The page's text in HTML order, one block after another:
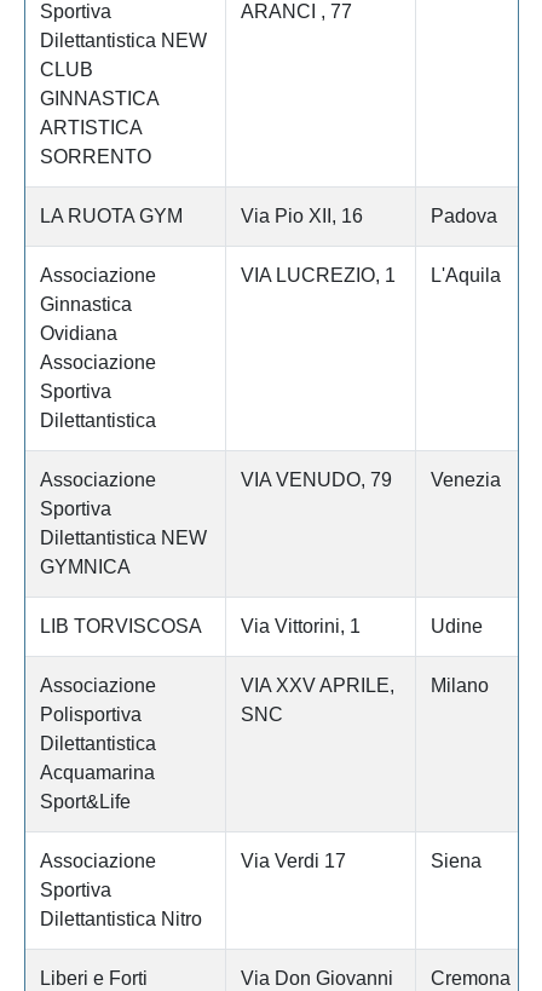
Sportiva
Dilettantistica NEW
CLUB
GINNASTICA
ARTISTICA
SORRENTO
ARANCI , 77
LA RUOTA GYM Via Pio XII, 16 Padova
Associazione
Ginnastica
Ovidiana
Associazione
Sportiva
Dilettantistica
VIA LUCREZIO, 1 L'Aquila
Associazione
Sportiva
Dilettantistica NEW
GYMNICA
VIA VENUDO, 79 Venezia
LIB TORVISCOSA Via Vittorini, 1 Udine
Associazione
Polisportiva
Dilettantistica
Acquamarina
Sport&Life
VIA XXV APRILE,
SNC
Milano
Associazione
Sportiva
Dilettantistica Nitro
Via Verdi 17 Siena
Liberi e Forti
Via Don Giovanni
Cremona